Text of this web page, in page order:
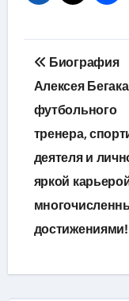
по
записям
Биография
Алексея
футбольного
тренера,
деятеля и
яркой
достижениями!